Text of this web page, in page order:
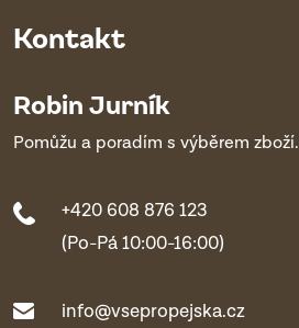
Kontakt
Robin Jurník
Pomůžu a poradím s výběrem zboží.
+420 608 876 123
(Po-Pá 10:00-16:00)
info@vsepropejska.cz